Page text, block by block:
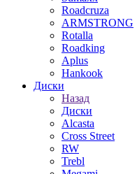
Roadcruza
ARMSTRONG
Rotalla
Roadking
Aplus
Hankook
Диски
Назад
Диски
Alcasta
Cross Street
RW
Trebl